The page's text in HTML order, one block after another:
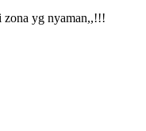
zona yg nyaman,,!!!